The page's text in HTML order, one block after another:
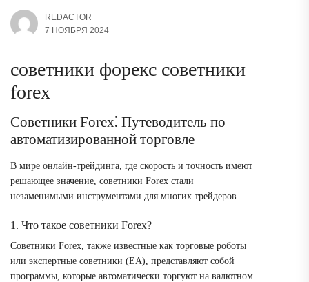
REDACTOR
7 НОЯБРЯ 2024
советники форекс советники
forex
Советники Forex⁚ Путеводитель по
автоматизированной торговле
В мире онлайн-трейдинга, где скорость и точность имеют
решающее значение, советники Forex стали
незаменимыми инструментами для многих трейдеров.
1. Что такое советники Forex?
Советники Forex, также известные как торговые роботы
или экспертные советники (EA), представляют собой
программы, которые автоматически торгуют на валютном